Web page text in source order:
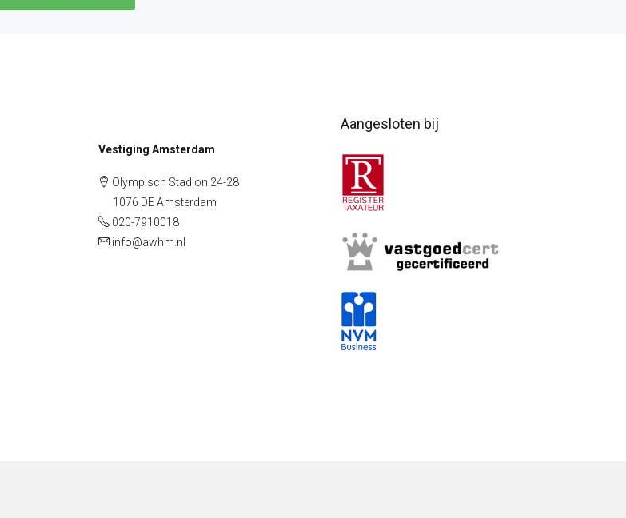
Vestiging Amsterdam
Olympisch Stadion 24-28
1076 DE Amsterdam
020-7910018
info@awhm.nl
Aangesloten bij